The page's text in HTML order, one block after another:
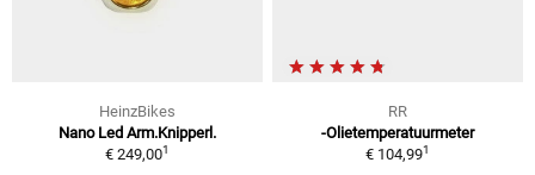
HeinzBikes
Nano Led Arm.Knipperl.
€ 249,001
RR
-Olietemperatuurmeter
€ 104,991